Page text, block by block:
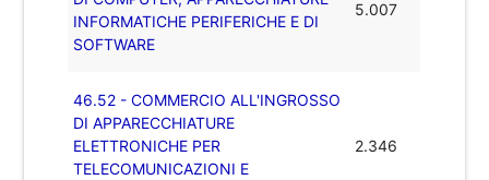
INFORMATICHE PERIFERICHE E DI
SOFTWARE
5.007
46.52 - COMMERCIO ALL'INGROSSO
DI APPARECCHIATURE
ELETTRONICHE PER
TELECOMUNICAZIONI E
2.346